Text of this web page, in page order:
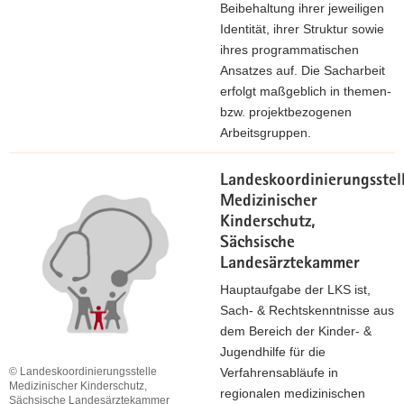
Beibehaltung ihrer jeweiligen
Identität, ihrer Struktur sowie
ihres programmatischen
Ansatzes auf. Die Sacharbeit
erfolgt maßgeblich in themen-
bzw. projektbezogenen
Arbeitsgruppen.
Medizinischer
Kinderschutz,
Sächsische
Landesärztekammer
© Landeskoordinierungsstelle
Medizinischer Kinderschutz,
Sächsische Landesärztekammer
Hauptaufgabe der LKS ist,
Sach- & Rechtskenntnisse aus
dem Bereich der Kinder- &
Jugendhilfe für die
Verfahrensabläufe in
regionalen medizinischen